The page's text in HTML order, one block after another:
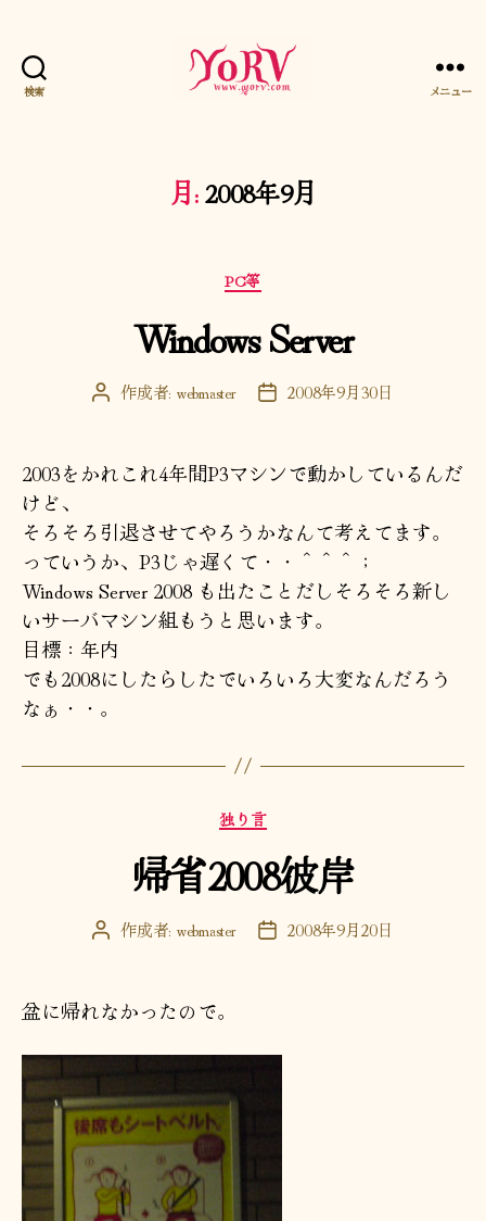
検索 メニュー
月:2008年9月
カ
テ
リ
PC等
Windows Server
投 作成者: webmaster
投 2008年9月30日
2003をかれこれ4年間P3マシンで動かしているんだ
けど、
そろそろ引退させてやろうかなんて考えてます。
っていうか、P3じゃ遅くて・・＾＾＾；
Windows Server 2008 も出たことだしそろそろ新し
いサーバマシン組もうと思います。
目標：年内
でも2008にしたらしたでいろいろ大変なんだろう
なぁ・・。
カ
テ
ゴ
リ
独り言
帰省2008彼岸
投 作成者: webmaster
投 2008年9月20日
盆に帰れなかったので。